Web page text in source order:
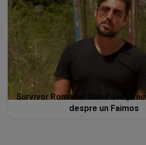
Survivor România! Dan Pavel,
despre un Faimos